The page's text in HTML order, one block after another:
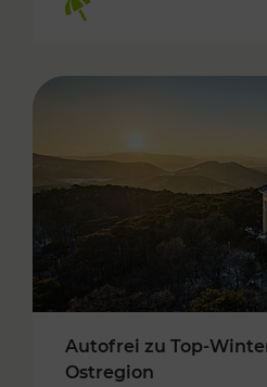
Autofrei zu Top-
Ostregion